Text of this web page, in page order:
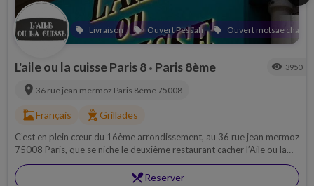
local_offer Livraison local_offer Ouvert Pessah local_offer Ouvert motsae chabbat
L'aile ou la cuisse Paris 8 • Paris 8ème visibility 3950
location_on 36 rue jean mermoz Paris 8ème 75008
dinner_diningFrançais outdoor_grill Grillades
C’est en plein cœur du 16ème arrondissement, au 36 rue jean mermoz
75008 Paris, que se niche le deuxième restaurant cacher l’Aile ou la
Cuisse.
restaurant_menuReserver